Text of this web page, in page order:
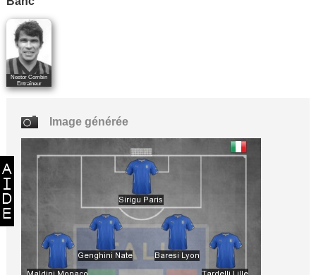
Nestor Combin
Entraîneur
Image générée